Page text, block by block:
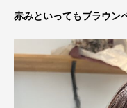
赤みといってもブラウン